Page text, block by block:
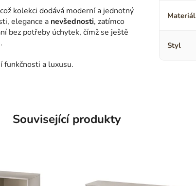
kolekci dodává moderní a jednotný
elegance a nevšednosti, zatímco
bez potřeby úchytek, čímž se ještě
funkčnosti a luxusu.
Materiál
Styl
Související produkty